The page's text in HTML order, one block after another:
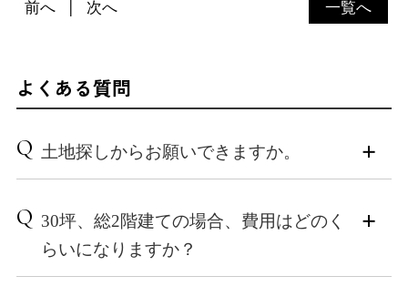
一覧へ
前へ 次へ
よくある質問
Q 土地探しからお願いできますか。
A
実際には、お客様ご自身でもお探しいただきつつ、ご
希望のエリアやご予算、理想の住まいへのこだわりを
お伺いした上で、小泉木材からも条件に合う土地情報
Q 30坪、総2階建ての場合、費用はどのく
らいになりますか？